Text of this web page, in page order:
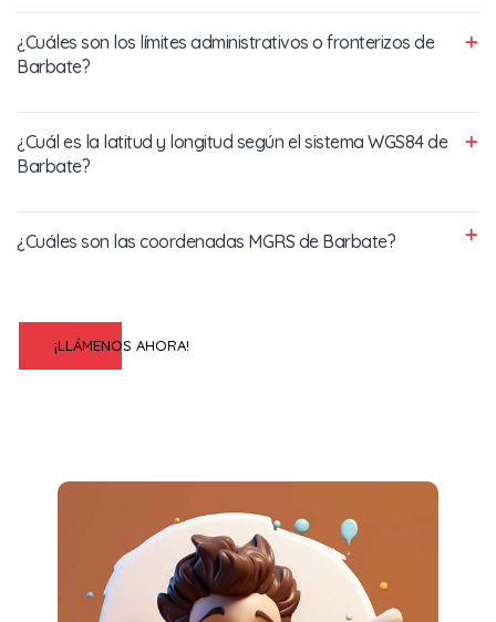
¿Cuáles son los límites administrativos o fronterizos de
Barbate?
¿Cuál es la latitud y longitud según el sistema WGS84 de
Barbate?
¿Cuáles son las coordenadas MGRS de Barbate?
¡LLÁMENOS AHORA!